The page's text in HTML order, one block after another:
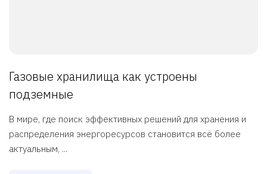
Газовые хранилища как устроены
подземные
В мире, где поиск эффективных решений для хранения и
распределения энергоресурсов становится всё более
актуальным, ...